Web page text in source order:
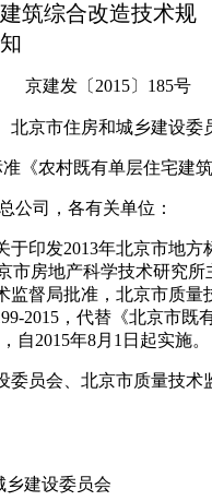
筑综合改造技术规
京建发〔2015〕185号
京市住房和城乡建设委
农村既有单层住宅建
公司，各有关单位：
印发2013年北京市地方
市房地产科学技术研究
监督局批准，北京市质
2015，代替《北京市
自2015年8月1日起实施。
员会、北京市质量技术
委员会